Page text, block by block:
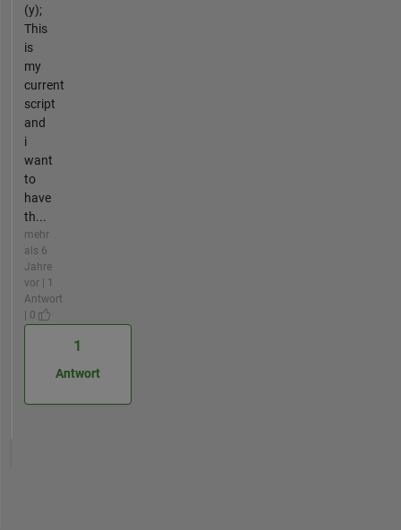
(y);
This
is
my
current
script
and
i
want
to
have
th...
mehr
als 6
Jahre
vor | 1
Antwort
| 0
1
Antwort